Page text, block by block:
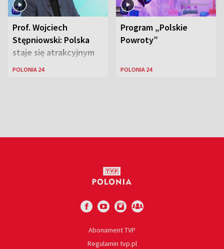
Prof. Wojciech
Stępniowski: Polska
staje się atrakcyjnym
miejscem dla
POLONIA 24
Program „Polskie
Powroty”
POLONIA 24
Abonament TVP
Regulamin tvp.pl